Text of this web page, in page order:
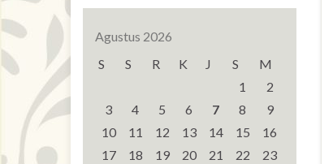
Agustus 2026
S
S R K J S
M
1
2
3
4 5 6 7 8
9
10
11 12 13 14 15
16
17
18 19 20 21 22
23